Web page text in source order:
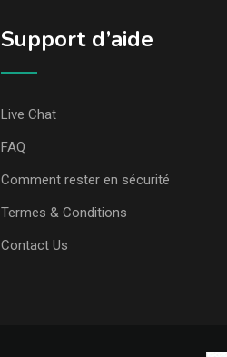
Support d’aide
Live Chat
FAQ
Comment rester en sécurité
Termes & Conditions
Contact Us